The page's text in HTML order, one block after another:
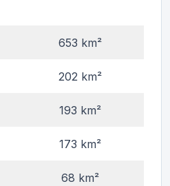
653 km²
202 km²
193 km²
173 km²
68 km²